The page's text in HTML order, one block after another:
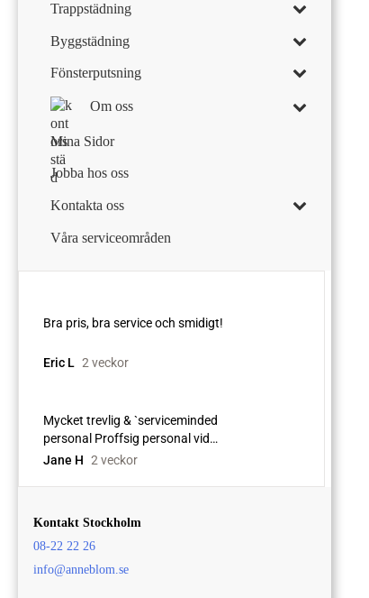
Trappstädning
Byggstädning
Fönsterputsning
Om oss
Mina Sidor
Jobba hos oss
Kontakta oss
Våra serviceområden
Kontakt Stockholm
08-22 22 26
info@anneblom.se